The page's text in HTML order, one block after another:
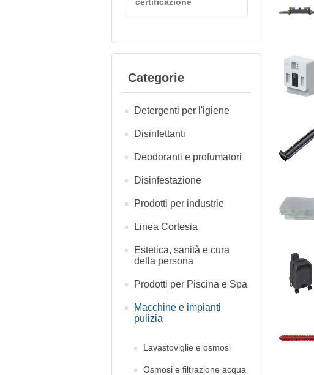
Categorie
Detergenti per l'igiene
Disinfettanti
Deodoranti e profumatori
Disinfestazione
Prodotti per industrie
Linea Cortesia
Estetica, sanità e cura
della persona
Prodotti per Piscina e Spa
Macchine e impianti
pulizia
Lavastoviglie e osmosi
Osmosi e filtrazione acqua